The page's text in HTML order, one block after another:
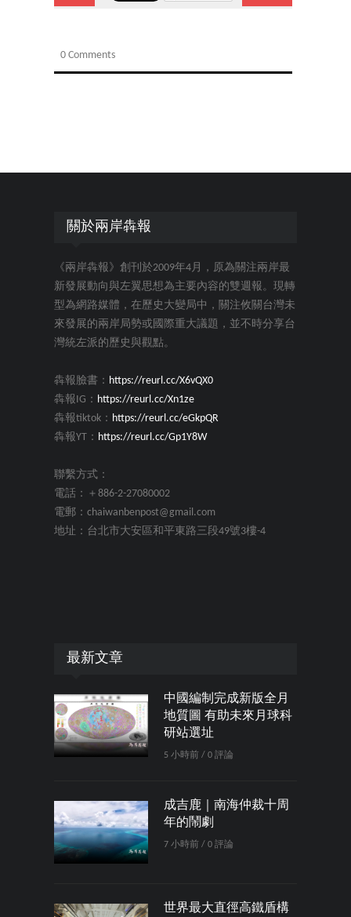
0 Comments
關於兩岸犇報
《兩岸犇報》創刊於2009年4月，原為關注兩岸最
新發展動向與左翼思想為主要內容的雙週報。現轉
型為網路媒體，在歷史大變局中，關注攸關台灣未
來發展的兩岸局勢或國際重大議題，並不時分享台
灣統左派的歷史與觀點。
犇報臉書： https://reurl.cc/X6vQX0
犇報IG： https://reurl.cc/Xn1ze
犇報tiktok： https://reurl.cc/eGkpQR
犇報YT： https://reurl.cc/Gp1Y8W
聯繫方式：
電話：＋886-2-27080002
電郵：chaiwanbenpost@gmail.com
地址：台北市大安區和平東路三段49號3樓-4
最新文章
中國編制完成新版全月
地質圖 有助未來月球科
研站選址
5 小時前 / 0 評論
成吉鹿｜南海仲裁十周
年的鬧劇
7 小時前 / 0 評論
世界最大直徑高鐵盾構